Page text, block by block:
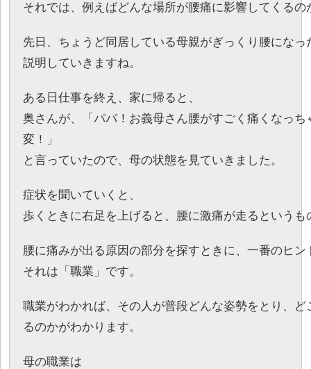
それでは、例えばどんな場所が腰痛に影響してくるの
先日、ちょうど同居している母親がぎっくり腰になっ
説明していきますね。
ある日仕事を終え、家に帰ると、
奥さんが、「パパ！お義母さん腰がすごく痛くなっち
変！」
と言っていたので、母の状態を見ていきました。
症状を聞いていくと、
歩くときに右足を上げると、腰に激痛が走るというも
腰に痛みが出る原因の部分を探すときに、一番のヒン
それは「職業」です。
職業がわかれば、その人が普段どんな姿勢をとり、ど
るのかがわかります。
母の職業は